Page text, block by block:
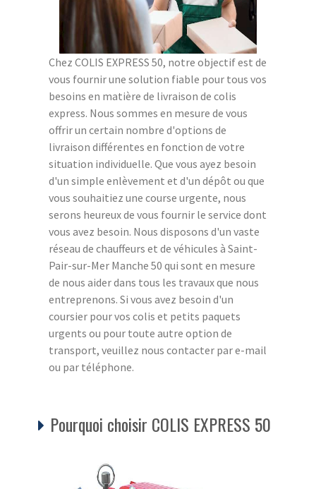
Chez COLIS EXPRESS 50, notre objectif est de
vous fournir une solution fiable pour tous vos
besoins en matière de livraison de colis
express. Nous sommes en mesure de vous
offrir un certain nombre d'options de
livraison différentes en fonction de votre
situation individuelle. Que vous ayez besoin
d'un simple enlèvement et d'un dépôt ou que
vous souhaitiez une course urgente, nous
serons heureux de vous fournir le service dont
vous avez besoin. Nous disposons d'un vaste
réseau de chauffeurs et de véhicules à Saint-
Pair-sur-Mer Manche 50 qui sont en mesure
de nous aider dans tous les travaux que nous
entreprenons. Si vous avez besoin d'un
coursier pour vos colis et petits paquets
urgents ou pour toute autre option de
transport, veuillez nous contacter par e-mail
ou par téléphone.
Pourquoi choisir COLIS EXPRESS 50